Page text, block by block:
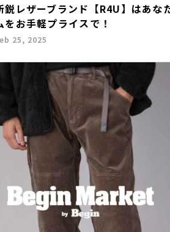
鋭レザーブランド【R4U】はあな
をお手軽プライスで！
25, 2025